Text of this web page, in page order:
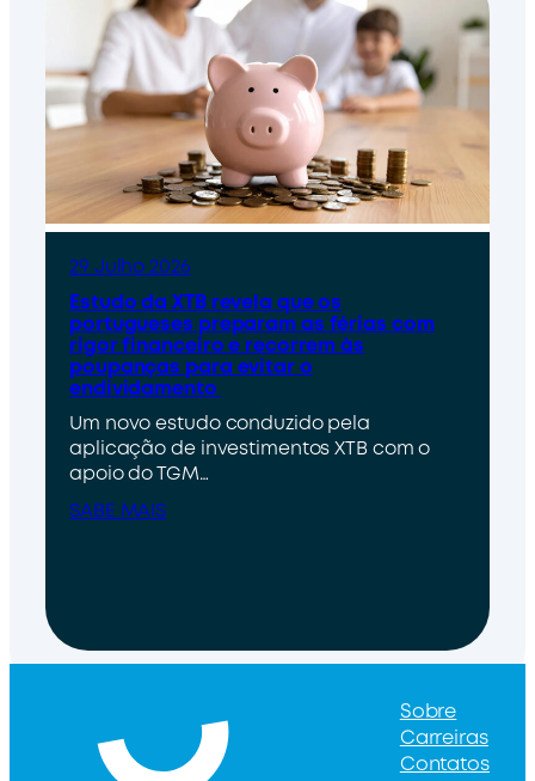
29 Julho 2026
Estudo da XTB revela que os
portugueses preparam as férias com
rigor financeiro e recorrem às
poupanças para evitar o
endividamento
Um novo estudo conduzido pela
aplicação de investimentos XTB com o
apoio do TGM…
SABE MAIS
Sobre
Carreiras
Contatos